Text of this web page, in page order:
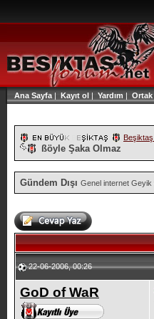
Ana Sayfa | Kayıt ol | Yardım | Ortak
ßöyle Şaka Olmaz
Gündem Dışı Genel internet Geyik
22-06-2006, 00:26
GoD of WaR